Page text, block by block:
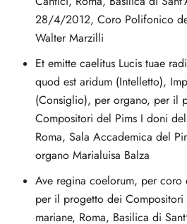
28/4/2012, Coro Polifonico
Walter Marzilli
Et emitte caelitus Lucis tuae
quod est aridum (Intelletto),
(Consiglio), per organo, per il
Compositori del Pims I doni
Roma, Sala Accademica del
organo Marialuisa Balza
Ave regina coelorum, per coro
per il progetto dei
mariane, Roma, Basilica di